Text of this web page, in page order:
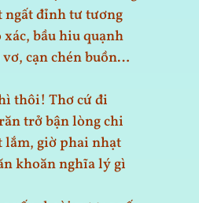
ngất đỉnh tư tương
bầu hiu quạnh
vơ, cạn chén buồn…
thôi! Thơ cứ đi
trở bận lòng chi
lắm, giờ phai nhạt
khoăn nghĩa lý gì